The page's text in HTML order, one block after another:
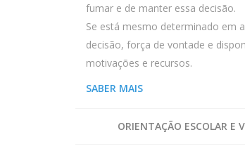
fumar e de manter essa decisão.
Se está mesmo determinado em
decisão, força de vontade e
motivações e recursos.
SABER MAIS
ORIENTAÇÃO ESCOLAR E